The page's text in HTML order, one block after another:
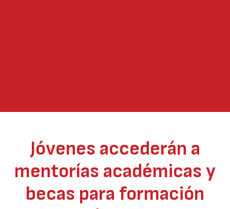
Jóvenes accederán a
mentorías académicas y
becas para formación